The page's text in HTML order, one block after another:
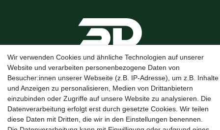
Kanalstraße 5, 95444 Bayreuth·0921 / 50753020·info@3dproject-
bayreuth.de
Wir verwenden Cookies und ähnliche Technologien auf unserer
Website und verarbeiten personenbezogene Daten von
Besucher:innen unserer Webseite (z.B. IP-Adresse), um z.B. Inhalte
und Anzeigen zu personalisieren, Medien von Drittanbietern
einzubinden oder Zugriffe auf unsere Website zu analysieren. Die
Datenverarbeitung erfolgt erst durch gesetzte Cookies. Wir teilen
diese Daten mit Dritten, die wir in den Einstellungen benennen.